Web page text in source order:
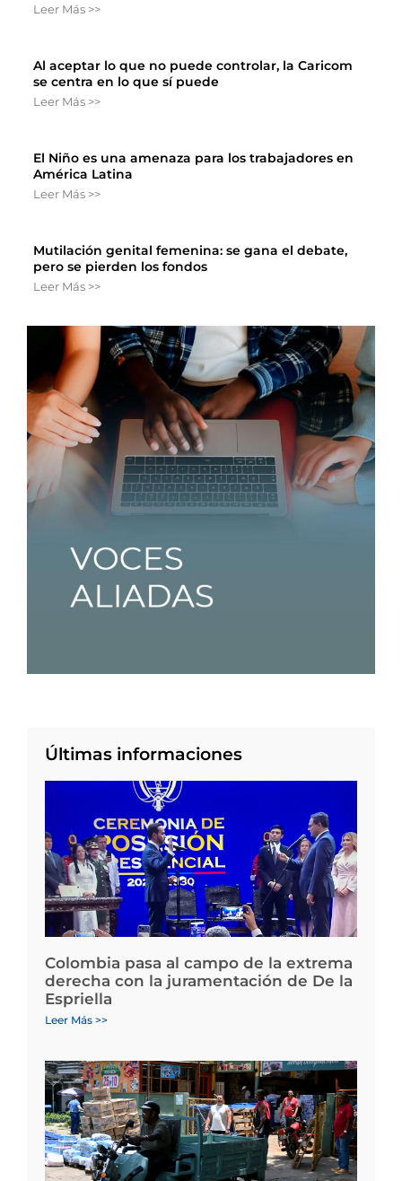
Leer Más >>
Al aceptar lo que no puede controlar, la Caricom
se centra en lo que sí puede
Leer Más >>
El Niño es una amenaza para los trabajadores en
América Latina
Leer Más >>
Mutilación genital femenina: se gana el debate,
pero se pierden los fondos
Leer Más >>
Últimas informaciones
Colombia pasa al campo de la extrema
derecha con la juramentación de De la
Espriella
Leer Más >>